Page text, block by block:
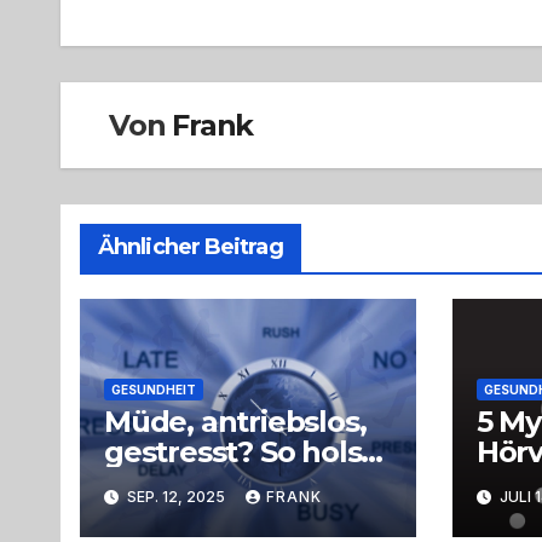
Von Frank
Ähnlicher Beitrag
GESUNDHEIT
Müde, antriebslos,
gestresst? So holst
du dir mit
einfachen Tricks
SEP. 12, 2025 FRANK
5
JULI